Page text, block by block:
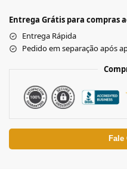
Entrega Grátis para compras
Entrega Rápida
Pedido em separação após
Fale